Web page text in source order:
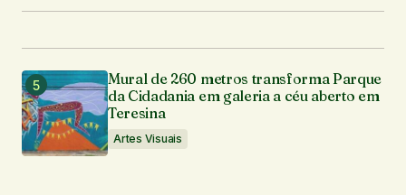
Mural de 260 metros transforma Parque
da Cidadania em galeria a céu aberto em
Teresina
Artes Visuais